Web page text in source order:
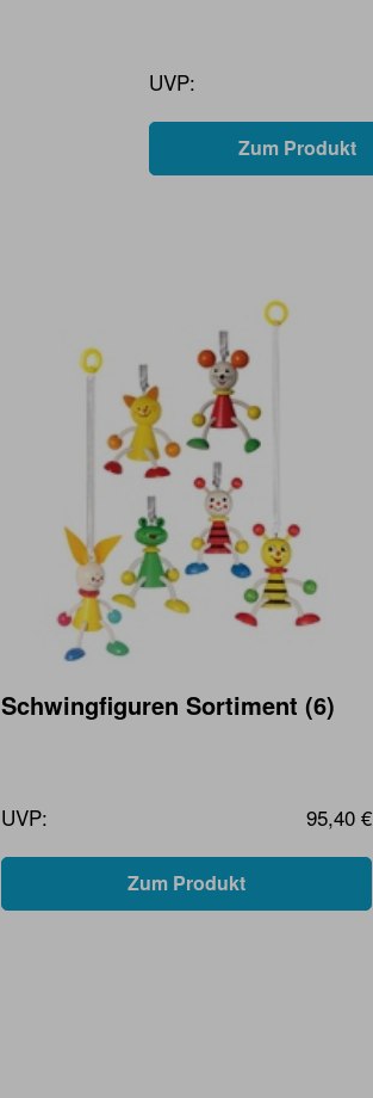
UVP:
Zum Produkt
Schwingfiguren Sortiment (6)
UVP: 95,40 €
Zum Produkt